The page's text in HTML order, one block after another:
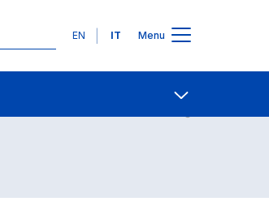
Lingue
EN IT Menu
Contatti